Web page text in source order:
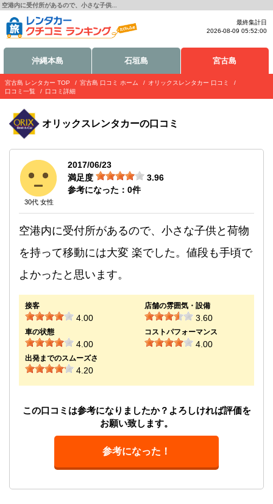
空港内に受付所があるので、小さな子供...
最終集計日
2026-08-09 05:52:00
沖縄本島 石垣島 宮古島
宮古島 レンタカー TOP 宮古島 口コミ ホーム
オリックスレンタカー 口コミ
口コミ一覧
口コミ詳細
オリックスレンタカーの口コミ
30代 女性
2017/06/23
満足度
3.96
参考になった： 0件
空港内に受付所があるので、小さな子供と荷物
を持って移動には大変 楽でした。値段も手頃で
よかったと思います。
接客
4.00
店舗の雰囲気・設備
3.60
車の状態
4.00
コストパフォーマンス
4.00
出発までのスムーズさ
4.20
この口コミは参考になりましたか？よろしければ評価を
お願い致します。
参考になった！